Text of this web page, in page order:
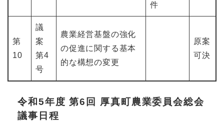
件
第
10
議
案
第4
号
農業経営基盤の強化
の促進に関する基本
的な構想の変更
原案
可決
令和5年度 第6回 厚真町農業委員会総会
議事日程